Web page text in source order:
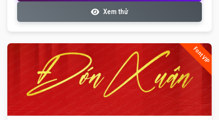
Xem thử
Font VIP